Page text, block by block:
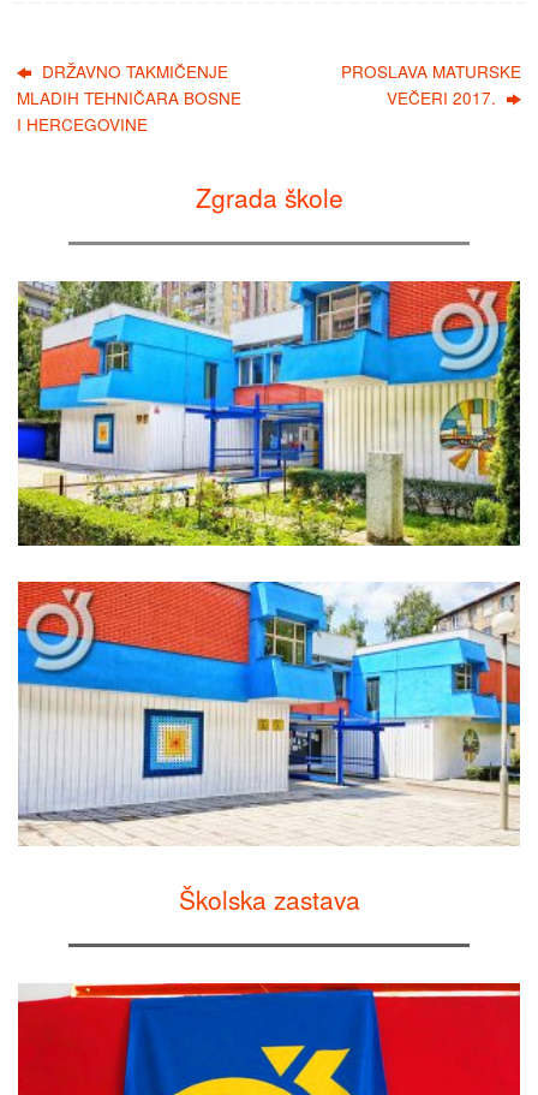
DRŽAVNO TAKMIČENJE
MLADIH TEHNIČARA BOSNE
I HERCEGOVINE
PROSLAVA MATURSKE
VEČERI 2017.
Zgrada škole
Školska zastava